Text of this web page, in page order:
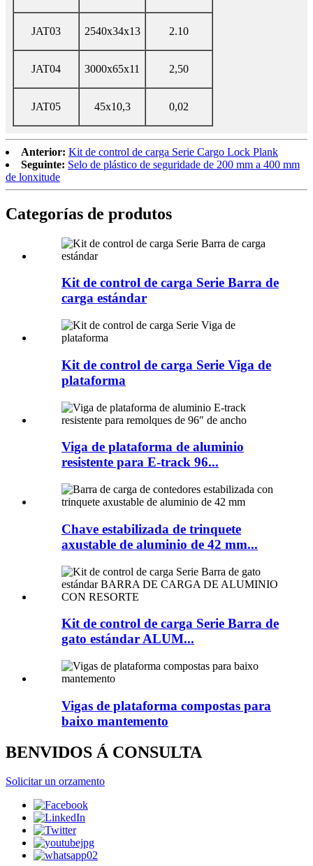
JAT03 2540x34x13 2.10
JAT04 3000x65x11 2,50
JAT05 45x10,3 0,02
Anterior: Kit de control de carga Serie Cargo Lock Plank
Seguinte: Selo de plástico de seguridade de 200 mm a 400 mm
de lonxitude
Categorías de produtos
Kit de control de carga Serie Barra de
carga estándar
Kit de control de carga Serie Viga de
plataforma
Viga de plataforma de aluminio
resistente para E-track 96...
Chave estabilizada de trinquete
axustable de aluminio de 42 mm...
Kit de control de carga Serie Barra de
gato estándar ALUM...
Vigas de plataforma compostas para
baixo mantemento
BENVIDOS Á CONSULTA
Solicitar un orzamento